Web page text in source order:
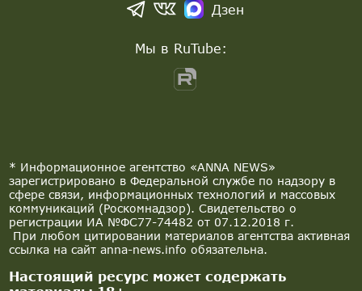
* Информационное агентство «ANNA NEWS»
зарегистрировано в Федеральной службе по надзору в
сфере связи, информационных технологий и массовых
коммуникаций (Роскомнадзор). Свидетельство о
регистрации ИА №ФС77-74482 от 07.12.2018 г.
При любом цитировании материалов агентства активная
ссылка на сайт anna-news.info обязательна.
Настоящий ресурс может содержать
Дзен
Мы в RuTube: